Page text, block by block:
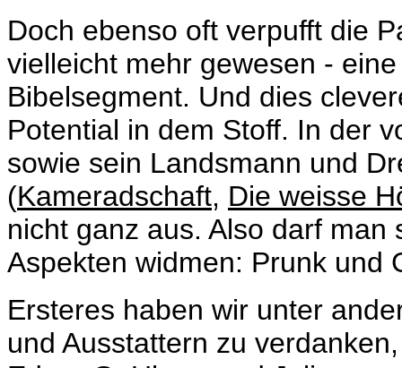
Doch ebenso oft verpufft die
vielleicht mehr gewesen -
Bibelsegment. Und dies
Potential in dem Stoff. In der
sowie sein Landsmann und
(Kameradschaft, Die weisse
nicht ganz aus. Also darf
Aspekten widmen: Prunk und
Ersteres haben wir unter
und Ausstattern zu